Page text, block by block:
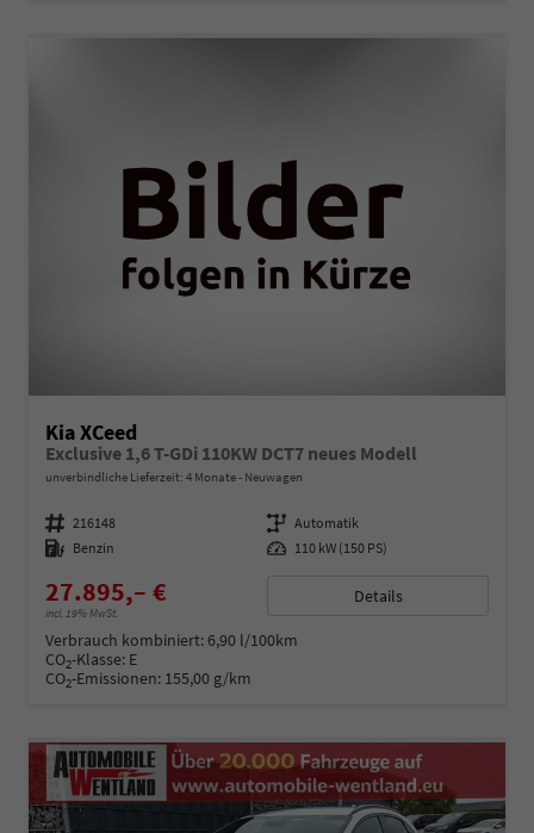
Kia XCeed
Exclusive 1,6 T-GDi 110KW DCT7 neues Modell
unverbindliche Lieferzeit: 4 Monate Neuwagen
Fahrzeugnummer 216148 Getriebe Automatik
Kraftstoff Benzin Leistung 110 kW (150 PS)
27.895,– €
incl. 19% MwSt.
Details
Verbrauch kombiniert:6,90 l/100km
CO2-Klasse: E
CO2-Emissionen: 155,00 g/km